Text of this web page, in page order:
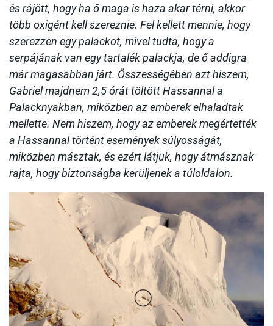
és rájött, hogy ha ő maga is haza akar térni, akkor
több oxigént kell szereznie. Fel kellett mennie, hogy
szerezzen egy palackot, mivel tudta, hogy a
serpájának van egy tartalék palackja, de ő addigra
már magasabban járt. Összességében azt hiszem,
Gabriel majdnem 2,5 órát töltött Hassannal a
Palacknyakban, miközben az emberek elhaladtak
mellette. Nem hiszem, hogy az emberek megértették
a Hassannal történt események súlyosságát,
miközben másztak, és ezért látjuk, hogy átmásznak
rajta, hogy biztonságba kerüljenek a túloldalon.